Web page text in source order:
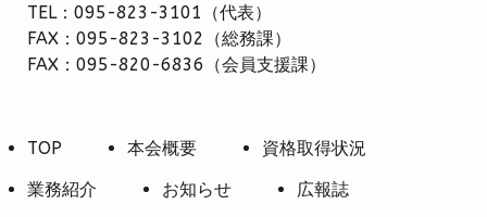
TEL：095-823-3101（代表）
FAX：095-823-3102（総務課）
FAX：095-820-6836（会員支援課）
TOP 本会概要
資格取得状況
業務紹介
お知らせ
広報誌